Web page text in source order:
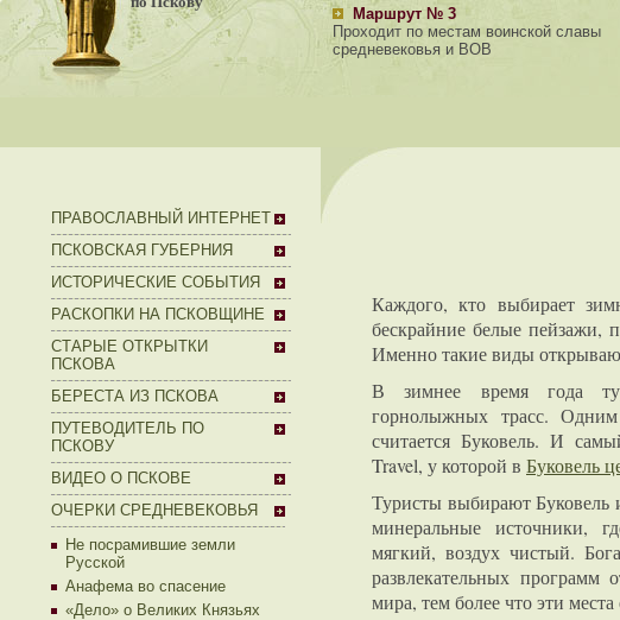
Маршрут № 3
Проходит по местам воинской славы
средневековья и ВОВ
ПРАВОСЛАВНЫЙ ИНТЕРНЕТ
ПСКОВСКАЯ ГУБЕРНИЯ
ИСТОРИЧЕСКИЕ СОБЫТИЯ
РАСКОПКИ НА ПСКОВЩИНЕ
СТАРЫЕ ОТКРЫТКИ
ПСКОВА
БЕРЕСТА ИЗ ПСКОВА
ПУТЕВОДИТЕЛЬ ПО
ПСКОВУ
ВИДЕО О ПСКОВЕ
ОЧЕРКИ СРЕДНЕВЕКОВЬЯ
Не посрамившие земли
Русской
Анафема во спасение
«Дело» о Великих Князьях
Каждого, кто выбирает
бескрайние белые пейзажи,
Именно такие виды
В зимнее время года
горнолыжных трасс.
считается Буковель. И
Travel, у которой в Буковель
Туристы выбирают Буковель
минеральные источники,
мягкий, воздух чистый.
развлекательных программ
мира, тем более что эти